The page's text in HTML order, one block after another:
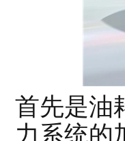
首先是油
力系统的